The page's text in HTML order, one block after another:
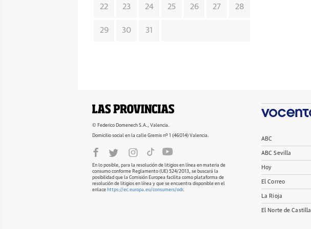
22 23 24 25 26 27 28
29 30 31
© Federico Domenech S.A., Valencia.
Domicilio social en la calle Gremis nº 1 (46014) Valencia.
En lo posible, para la resolución de litigios en línea en materia de
consumo conforme Reglamento (UE) 524/2013, se buscará la
posibilidad que la Comisión Europea facilita como plataforma de
resolución de litigios en línea y que se encuentra disponible en el
enlace https://ec.europa.eu/consumers/odr.
ABC
ABC Sevilla
Hoy
El Correo
La Rioja
El Norte de Castilla